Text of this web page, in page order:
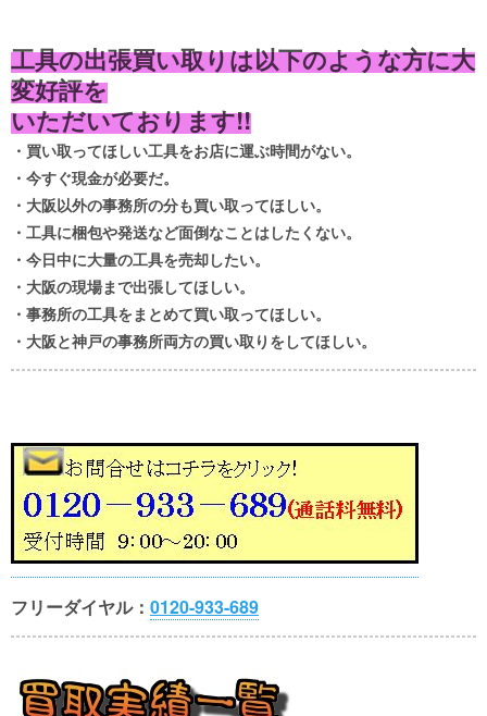
工具の出張買い取りは以下のような方に大
変好評を
いただいております!!
・買い取ってほしい工具をお店に運ぶ時間がない。
・今すぐ現金が必要だ。
・大阪以外の事務所の分も買い取ってほしい。
・工具に梱包や発送など面倒なことはしたくない。
・今日中に大量の工具を売却したい。
・大阪の現場まで出張してほしい。
・事務所の工具をまとめて買い取ってほしい。
・大阪と神戸の事務所両方の買い取りをしてほしい。
フリーダイヤル： 0120-933-689